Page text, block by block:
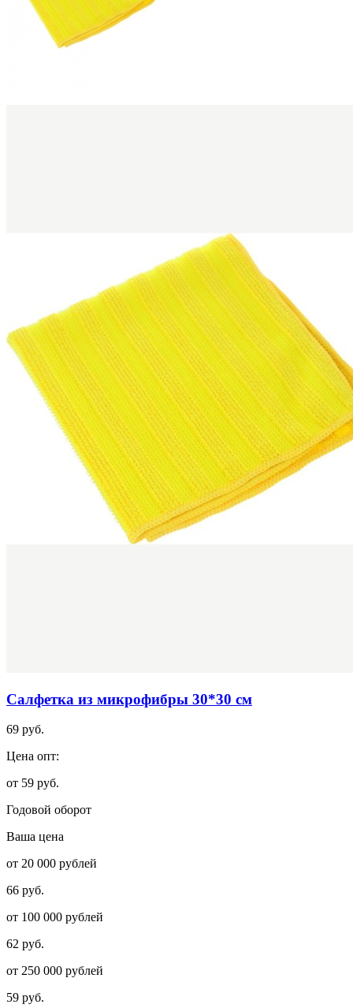
Салфетка из микрофибры 30*30 см
69 руб.
Цена опт:
от 59 руб.
Годовой оборот
Ваша цена
от 20 000 рублей
66 руб.
от 100 000 рублей
62 руб.
от 250 000 рублей
59 руб.